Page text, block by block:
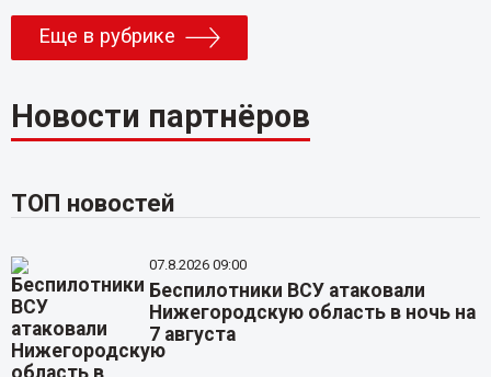
Еще в рубрике
Новости партнёров
ТОП новостей
07.8.2026 09:00
Беспилотники ВСУ атаковали
Нижегородскую область в ночь на
7 августа